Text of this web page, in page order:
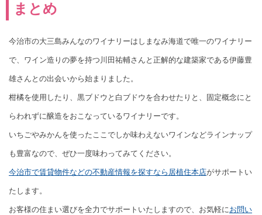
まとめ
今治市の大三島みんなのワイナリーはしまなみ海道で唯一のワイナリー
で、ワイン造りの夢を持つ川田祐輔さんと正解的な建築家である伊藤豊
雄さんとの出会いから始まりました。
柑橘を使用したり、黒ブドウと白ブドウを合わせたりと、固定概念にと
らわれずに醸造をおこなっているワイナリーです。
いちごやみかんを使ったここでしか味わえないワインなどラインナップ
も豊富なので、ぜひ一度味わってみてください。
今治市で賃貸物件などの不動産情報を探すなら居植住本店がサポートい
たします。
お客様の住まい選びを全力でサポートいたしますので、お気軽にお問い